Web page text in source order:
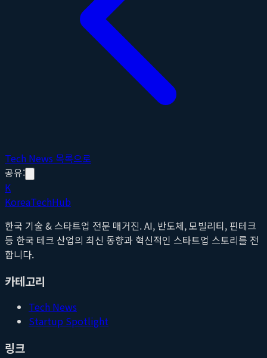
Tech News 목록으로
공유:
K
KoreaTechHub
한국 기술 & 스타트업 전문 매거진. AI, 반도체, 모빌리티, 핀테크
등 한국 테크 산업의 최신 동향과 혁신적인 스타트업 스토리를 전
합니다.
카테고리
Tech News
Startup Spotlight
링크